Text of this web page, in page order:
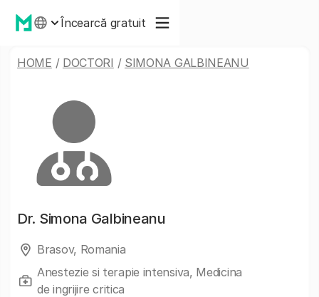
Încearcă gratuit
HOME / DOCTORI / SIMONA GALBINEANU
Dr. Simona Galbineanu
Brasov, Romania
Anestezie si terapie intensiva, Medicina
de ingrijire critica